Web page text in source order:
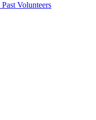
Volunteers